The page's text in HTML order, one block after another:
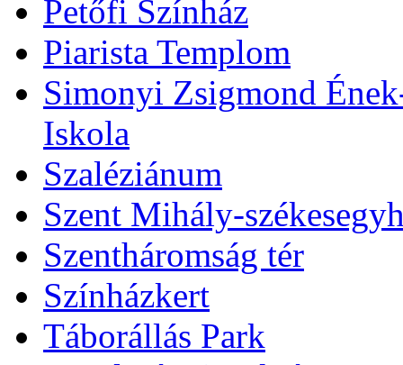
Petőfi Színház
Piarista Templom
Simonyi Zsigmond
Iskola
Szaléziánum
Szent Mihály-
Szentháromság tér
Színházkert
Táborállás Park